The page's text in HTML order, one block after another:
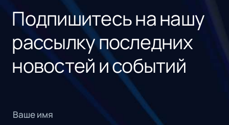
Подпишитесь на нашу
рассылку последних
новостей и событий